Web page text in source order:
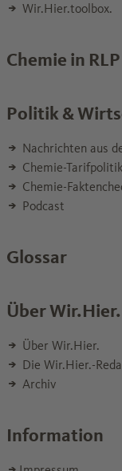
Wir.Hier.toolbox.
Chemie in RLP
Politik &
Nachrichten aus
Chemie-Tarifpolitik
Chemie-
Podcast
Glossar
Über Wir.Hier.
Über Wir.Hier.
Die Wir.Hier.-
Archiv
Information